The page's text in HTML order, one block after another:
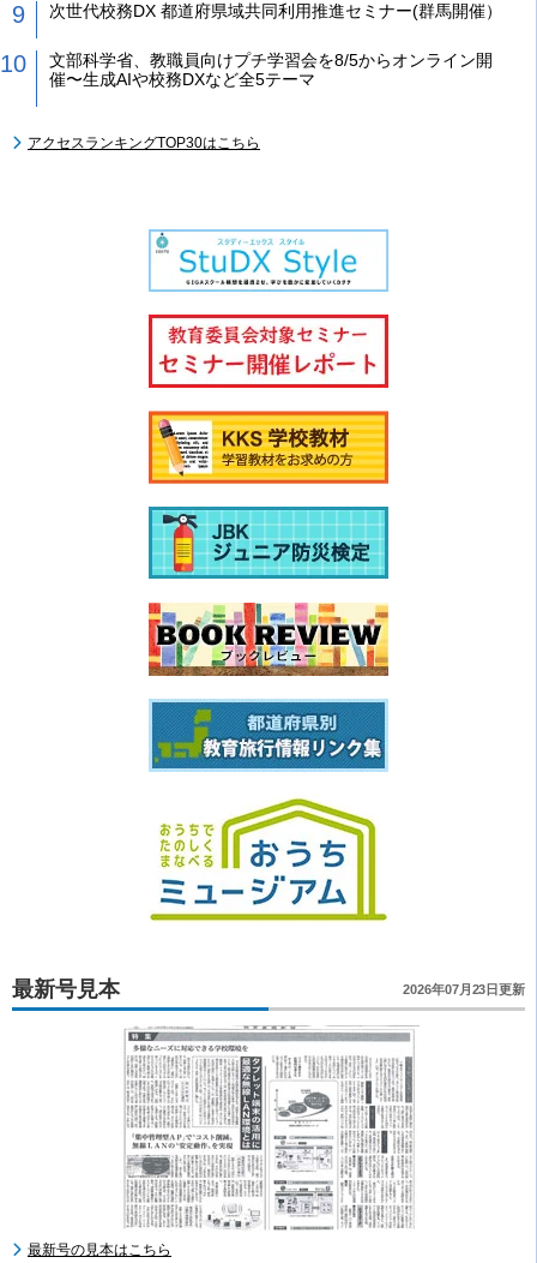
次世代校務DX 都道府県域共同利用推進セミナー(群馬開催）
文部科学省、教職員向けプチ学習会を8/5からオンライン開
催〜生成AIや校務DXなど全5テーマ
アクセスランキングTOP30はこちら
最新号見本 2026年07月23日更新
最新号の見本はこちら